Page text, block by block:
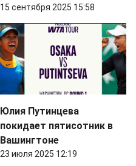
15 сентября 2025 15:58
Юлия Путинцева
покидает пятисотник в
Вашингтоне
23 июля 2025 12:19